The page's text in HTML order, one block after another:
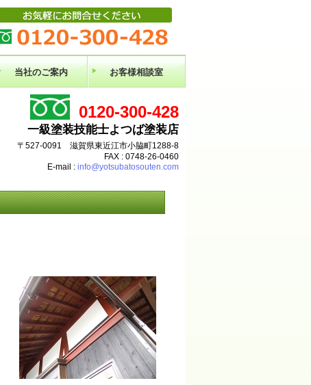
当社のご案内 お客様相談室
0120-300-428
一級塗装技能士よつば塗装店
〒527-0091 滋賀県東近江市小脇町1288-8
FAX : 0748-26-0460
E-mail : info@yotsubatosouten.com